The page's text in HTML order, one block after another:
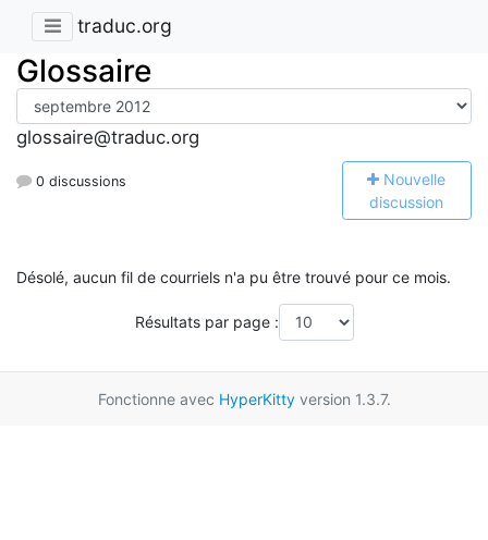
traduc.org
Glossaire
glossaire@traduc.org
0 discussions Nouvelle
discussion
Désolé, aucun fil de courriels n'a pu être trouvé pour ce mois.
Résultats par page :
Fonctionne avec HyperKittyversion 1.3.7.